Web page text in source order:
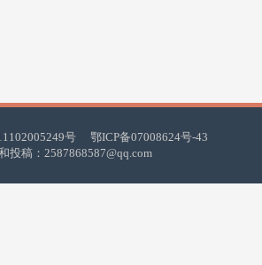
号
鄂ICP备07008624号-43
投稿：2587868587@qq.com